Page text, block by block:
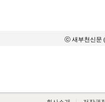
ⓒ 새부천신문